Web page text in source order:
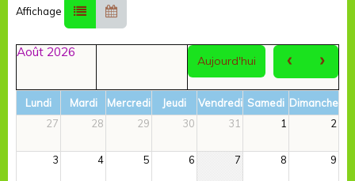
Affichage
Août 2026
Aujourd'hui ‹ ›
Lundi Mardi Mercredi Jeudi Vendredi Samedi Dimanche
27
28 29 30 31 1 2
3 4 5 6 7 8 9